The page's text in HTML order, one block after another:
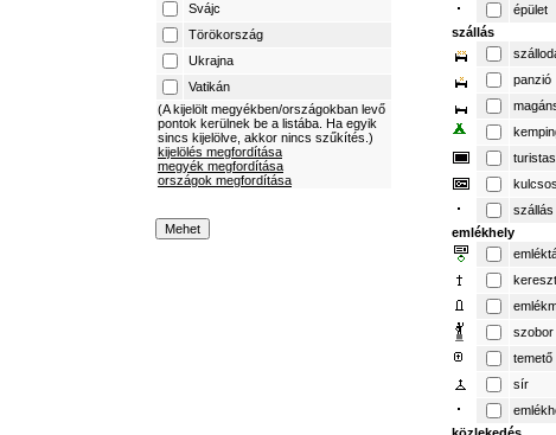
Svájc
Törökország
Ukrajna
Vatikán
(A kijelölt megyékben/országokban levő
pontok kerülnek be a listába. Ha egyik
sincs kijelölve, akkor nincs szűkítés.)
kijelölés megfordítása
megyék megfordítása
országok megfordítása
épület
szállás
panzió
szállás
emlékhely
kereszt
szobor
temető
sír